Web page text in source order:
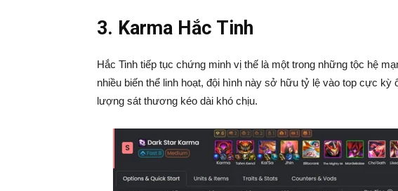
3. Karma Hắc Tinh
Hắc Tinh tiếp tục chứng minh vị thế là một trong những tộc hệ
nhiều biến thể linh hoạt, đội hình này sở hữu tỷ lệ vào top cực kỳ
lượng sát thương kéo dài khó chịu.